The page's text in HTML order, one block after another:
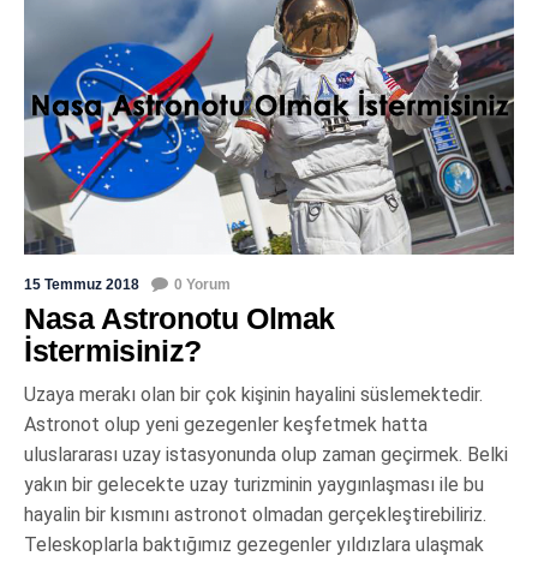
15 Temmuz 2018 0 Yorum
Nasa Astronotu Olmak
İstermisiniz?
Uzaya merakı olan bir çok kişinin hayalini süslemektedir.
Astronot olup yeni gezegenler keşfetmek hatta
uluslararası uzay istasyonunda olup zaman geçirmek. Belki
yakın bir gelecekte uzay turizminin yaygınlaşması ile bu
hayalin bir kısmını astronot olmadan gerçekleştirebiliriz.
Teleskoplarla baktığımız gezegenler yıldızlara ulaşmak